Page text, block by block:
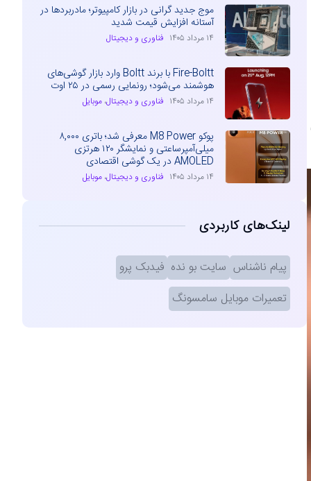
موج جدید گرانی در بازار کامپیوتر؛ مادربردها در
آستانه افزایش قیمت شدید
۱۴ مرداد ۱۴۰۵ فناوری و دیجیتال
Fire-Boltt با برند Boltt وارد بازار گوشی‌های
هوشمند می‌شود؛ رونمایی رسمی در ۲۵ اوت
۱۴ مرداد ۱۴۰۵ فناوری و دیجیتال،موبایل
پوکو M8 Power معرفی شد؛ باتری ۸,۰۰۰
میلی‌آمپرساعتی و نمایشگر ۱۲۰ هرتزی
AMOLED در یک گوشی اقتصادی
۱۴ مرداد ۱۴۰۵ فناوری و دیجیتال،موبایل
لینک‌های کاربردی
پیام ناشناس سایت بو نده فیدبک پرو
تعمیرات موبایل سامسونگ